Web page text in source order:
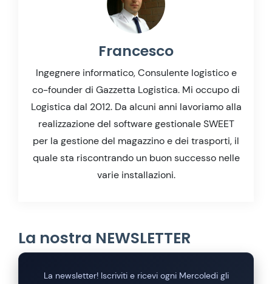
Francesco
Ingegnere informatico, Consulente logistico e
co-founder di Gazzetta Logistica. Mi occupo di
Logistica dal 2012. Da alcuni anni lavoriamo alla
realizzazione del software gestionale SWEET
per la gestione del magazzino e dei trasporti, il
quale sta riscontrando un buon successo nelle
varie installazioni.
La nostra NEWSLETTER
La newsletter! Iscriviti e ricevi ogni Mercoledi gli